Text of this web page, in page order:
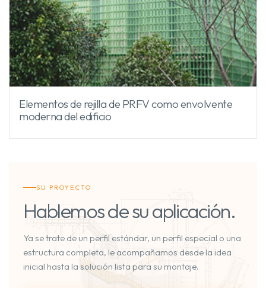
Elementos de rejilla de PRFV como envolvente
moderna del edificio
SU PROYECTO
Hablemos de su aplicación.
Ya se trate de un perfil estándar, un perfil especial o una
estructura completa, le acompañamos desde la idea
inicial hasta la solución lista para su montaje.